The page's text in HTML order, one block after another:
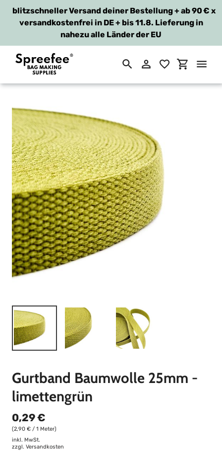
Direkt
Inhalt
blitzschneller Versand deiner Bestellung + ab 90 €
versandkostenfrei in DE + bis 11.8. Lieferung in
nahezu alle Länder der EU
x
SuchenEinloggen
Gurtband Baumwolle 25mm -
limettengrün
0,29 €
(2,90 € / 1 Meter)
inkl. MwSt.
zzgl. Versandkosten